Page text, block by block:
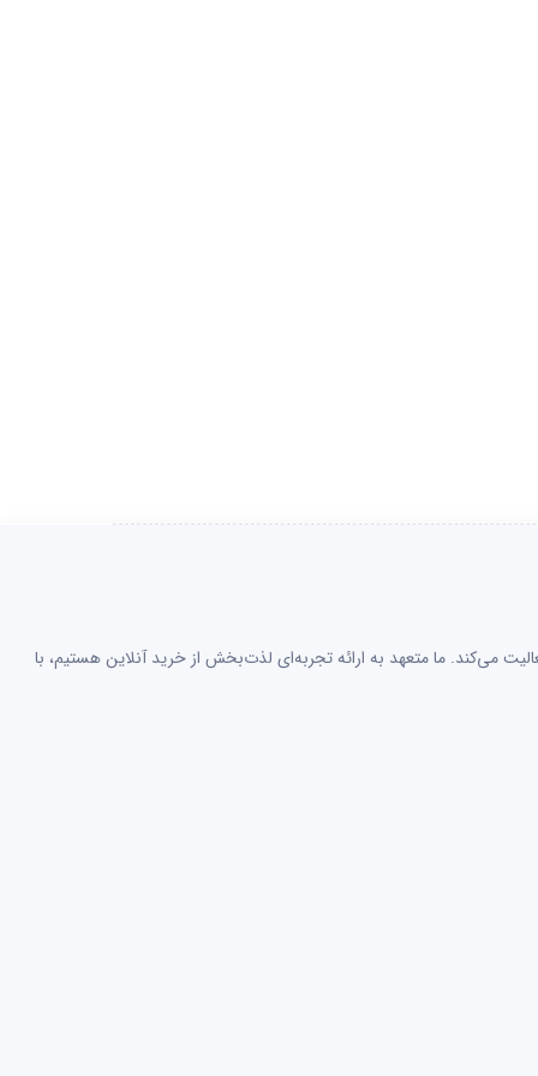
می‌کند. ما متعهد به ارائه تجربه‌ای لذت‌بخش از خرید آنلاین هستیم، با